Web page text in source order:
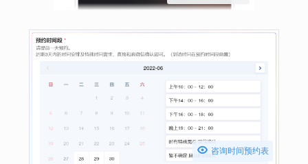
 咨询时间预约表